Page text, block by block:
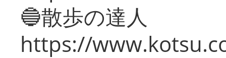
🔵散歩の達人
https://